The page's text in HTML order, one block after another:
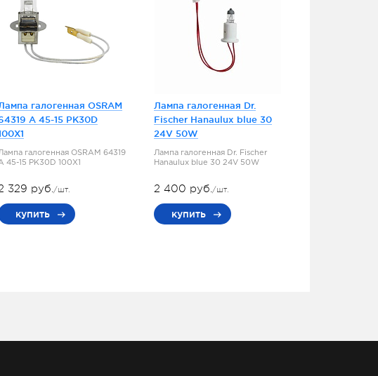
галогенная OSRAM
A 45-15 PK30D
галогенная OSRAM 64319
45-15 PK30D 100X1
329 руб./шт.
купить
Лампа галогенная Dr.
Fischer Hanaulux blue 30
24V 50W
Лампа галогенная Dr. Fischer
Hanaulux blue 30 24V 50W
2 400 руб./шт.
купить